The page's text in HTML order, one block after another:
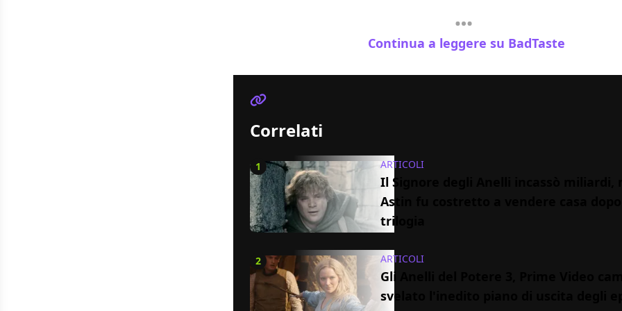
Continua a leggere su BadTaste
Correlati
1 ARTICOLI
Il Signore degli Anelli incassò miliardi,
Astin fu costretto a vendere casa dopo
trilogia
2 ARTICOLI
Gli Anelli del Potere 3, Prime Video
svelato l'inedito piano di uscita degli